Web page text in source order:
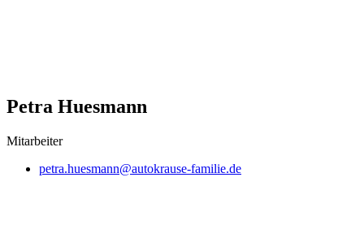
Petra Huesmann
Mitarbeiter
petra.huesmann@autokrause-familie.de